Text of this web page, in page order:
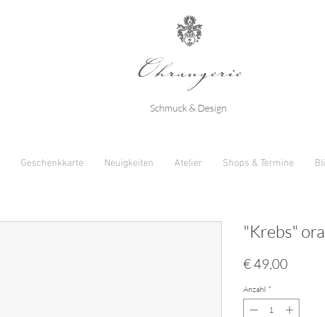
Schmuck & Design
Ohrangerie
"Krebs"
€ 49,00
Anzahl *
Geschenkkarte Neuigkeiten Atelier Shops & Termine